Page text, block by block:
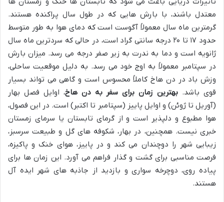
معتدل باشند، با بارش هایی که در طول سال پراکنده هستند.
گرمترین ماه سال معمولاً آگوست است که دمای هوا به طور متوسط
حدود ۱۷ تا ۲۰ درجه سانتی گراد است، در حالی که سردترین ماه سال
ژانویه است و دما به ندرت به زیر صفر درجه می رسد. میزان بارش
در سپتامبر معمولاً به اوج خود می رسد. به دلیل موقعیت ساحلی،
وزش باد در دن هاخ کاملاً محسوس است و گاهی می تواند بسیار
قوی باشد. بهترین زمان برای سفر به دن هاخ، اوایل فصل بهار
(آوریل تا ژوئن) و اوایل پاییز (سپتامبر تا اکتبر) است. در این فصول،
هوا مطبوع و دلپذیر است و از گرمای تابستان یا سرمای زمستان
خبری نیست. همچنین، در بهار، شکوفه های گل و طبیعت سرسبز،
زیبایی شهر را دوچندان می کند و در پاییز، هوای خنک و پاکیزه،
فرصت مناسبی برای گشت و گذار فراهم می آورد. این زمان ها برای
پیاده روی، دوچرخه سواری و بازدید از جاذبه های شهر ایده آل
هستند.